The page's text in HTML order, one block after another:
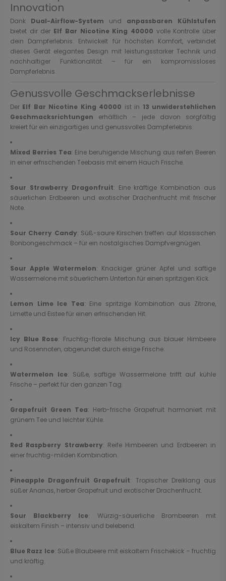
Innovation
Dank Dual-Airflow-System und anpassbaren Kühlstufen
bietet dir der Elf Bar Nicotine King 40000 volle Kontrolle über
dein Dampferlebnis. Entwickelt für höchsten Komfort, verbindet
dieses Gerät elegantes Design mit leistungsstarker Technik und
nachhaltiger Funktionalität – für ein kompromissloses
Dampferlebnis.
Genussvolle Geschmackserlebnisse
Der Elf Bar Nicotine King 40000 ist in 13 unwiderstehlichen
Geschmacksrichtungen erhältlich – jede davon sorgfältig
kreiert für ein einzigartiges und genussvolles Dampferlebnis:
Mixed Berries Tea: Eine beruhigende Mischung aus reifen Beeren
in einer erfrischenden Teebasis mit einem Hauch Frische.
Sour Strawberry Dragonfruit: Eine kräftige Kombination aus
säuerlichen Erdbeeren und exotischer Drachenfrucht mit frischer
Note.
Sour Cherry Candy: Süß-saure Kirschen treffen auf klassischen
Bonbongeschmack – für ein nostalgisches Dampfvergnügen.
Sour Apple Watermelon: Knackiger grüner Apfel und saftige
Wassermelone mit säuerlichem Unterton für einen spritzigen Kick.
Lemon Lime Ice Tea: Eine spritzige Kombination aus Zitrone,
Limette und Eistee für einen erfrischenden Hit.
Icy Blue Rose: Fruchtig-florale Mischung aus blauer Himbeere
und Rosennoten, abgerundet durch eisige Frische.
Watermelon Ice: Süße, saftige Wassermelone trifft auf kühle
Frische – perfekt für den ganzen Tag.
Grapefruit Green Tea: Herb-frische Grapefruit harmoniert mit
grünem Tee und leichter Kühle.
Red Raspberry Strawberry: Reife Himbeeren und Erdbeeren in
einer fruchtig-milden Kombination.
Pineapple Dragonfruit Grapefruit: Tropischer Dreiklang aus
süßer Ananas, herber Grapefruit und exotischer Drachenfrucht.
Sour Blackberry Ice: Würzig-säuerliche Brombeeren mit
eiskaltem Finish – intensiv und belebend.
Blue Razz Ice: Süße Blaubeere mit eiskaltem Frischekick – fruchtig
und kräftig.